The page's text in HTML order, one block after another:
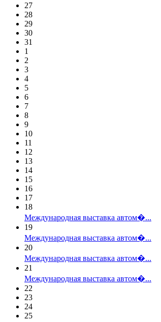
27
28
29
30
31
1
2
3
4
5
6
7
8
9
10
11
12
13
14
15
16
17
18
Международная выставка автом�...
19
Международная выставка автом�...
20
Международная выставка автом�...
21
Международная выставка автом�...
22
23
24
25